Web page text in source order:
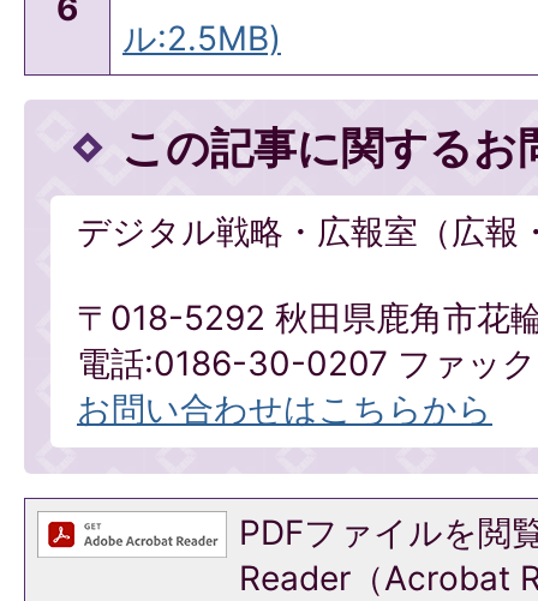
6
ル:2.5MB)
この記事に関するお
デジタル戦略・広報室（広報
〒018-5292 秋田県鹿角市花
電話:0186-30-0207 ファッ
お問い合わせはこちらから
PDFファイルを閲
Reader（Acrobat